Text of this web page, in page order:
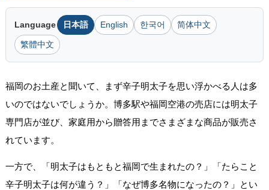
Language 日本語 English 한국어 简体中文
繁體中文
福岡のお土産と聞いて、まず辛子明太子を思い浮かべる人は多
いのではないでしょうか。博多駅や福岡空港の売店には明太子
専門店が並び、家庭用から贈答用までさまざまな商品が販売さ
れています。
一方で、「明太子はもともと福岡で生まれたの？」「たらこと
辛子明太子は何が違う？」「なぜ博多名物になったの？」とい